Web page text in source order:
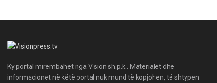
Ky portal mirëmbahet nga Vision sh.p.k.. Materialet dhe
informacionet në këtë portal nuk mund të kopjohen, të shtypen